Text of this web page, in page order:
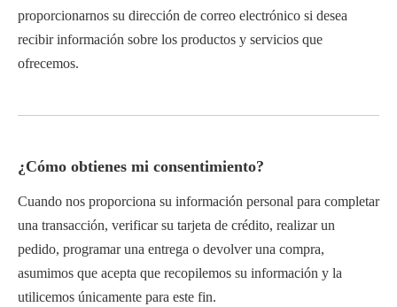
proporcionarnos su dirección de correo electrónico si desea
recibir información sobre los productos y servicios que
ofrecemos.
¿Cómo obtienes mi consentimiento?
Cuando nos proporciona su información personal para completar
una transacción, verificar su tarjeta de crédito, realizar un
pedido, programar una entrega o devolver una compra,
asumimos que acepta que recopilemos su información y la
utilicemos únicamente para este fin.